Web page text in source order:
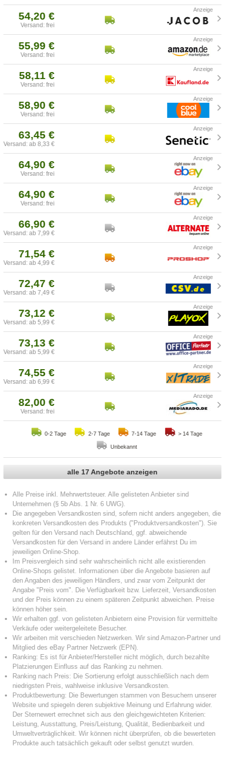
54,20 €
Versand: frei
55,99 €
Versand: frei
58,11 €
Versand: frei
58,90 €
Versand: frei
63,45 €
Versand: ab 8,33 €
64,90 €
Versand: frei
64,90 €
Versand: frei
66,90 €
Versand: ab 7,99 €
71,54 €
Versand: ab 4,99 €
72,47 €
Versand: ab 7,49 €
73,12 €
Versand: ab 5,99 €
73,13 €
Versand: ab 5,99 €
74,55 €
Versand: ab 6,99 €
82,00 €
Versand: frei
0-2 Tage 2-7 Tage 7-14 Tage > 14 Tage
Unbekannt
alle 17 Angebote anzeigen